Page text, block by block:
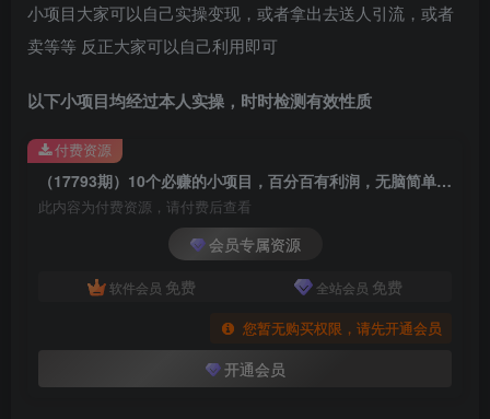
小项目大家可以自己实操变现，或者拿出去送人引流，或者
卖等等 反正大家可以自己利用即可
以下小项目均经过本人实操，时时检测有效性质
（17793期）10个必赚的小项目，百分百有利润，无脑简单，副业首选，日入300+
此内容为付费资源，请付费后查看
会员专属资源
软件会员 免费 全站会员 免费
您暂无购买权限，请先开通会员
开通会员
付费资源